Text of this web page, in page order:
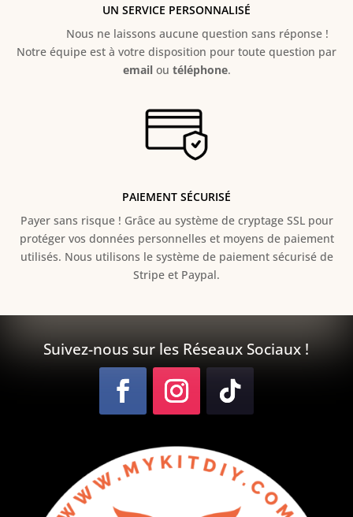
UN SERVICE PERSONNALISÉ
Nous ne laissons aucune question sans réponse !
Notre équipe est à votre disposition pour toute question par
emailou téléphone.
PAIEMENT SÉCURISÉ
Payer sans risque ! Grâce au système de cryptage SSL pour
protéger vos données personnelles et moyens de paiement
utilisés. Nous utilisons le système de paiement sécurisé de
Stripe et Paypal.
Suivez-nous sur les Réseaux Sociaux !